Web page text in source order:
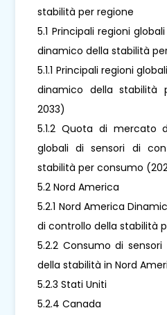
stabilità per regione
5.1 Principali regioni
dinamico della stabilità
5.1.1 Principali regioni
dinamico della stabilità
2033)
5.1.2 Quota di mercato
globali di sensori di
stabilità per consumo
5.2 Nord America
5.2.1 Nord America
di controllo della stabilità
5.2.2 Consumo di
della stabilità in Nord
5.2.3 Stati Uniti
5.2.4 Canada